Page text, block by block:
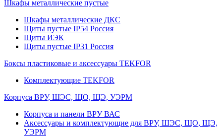
Шкафы металлические пустые
Шкафы металлические ДКС
Щиты пустые IP54 Россия
Щиты ИЭК
Щиты пустые IP31 Россия
Боксы пластиковые и аксессуары TEKFOR
Комплектующие TEKFOR
Корпуса ВРУ, ШЭС, ЩО, ЩЭ, УЭРМ
Корпуса и панели ВРУ ВАС
Аксессуары и комплектующие для ВРУ, ШЭС, ЩО, ЩЭ,
УЭРМ